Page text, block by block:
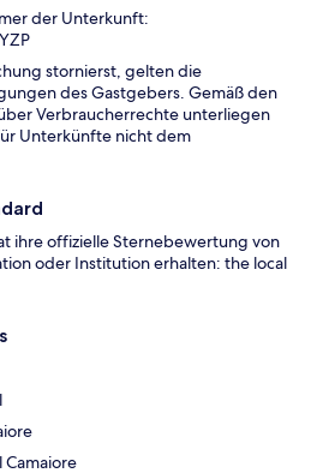
der Unterkunft:
stornierst, gelten die
des Gastgebers. Gemäß den
Verbraucherrechte unterliegen
Unterkünfte nicht dem
ihre offizielle Sternebewertung von
oder Institution erhalten: the local